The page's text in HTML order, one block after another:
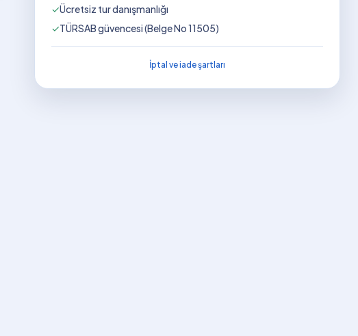
✓Ücretsiz tur danışmanlığı
✓TÜRSAB güvencesi (Belge No 11505)
İptal ve iade şartları